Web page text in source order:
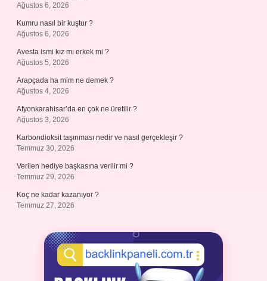
Ağustos 6, 2026
Kumru nasıl bir kuştur ?
Ağustos 6, 2026
Avesta ismi kız mı erkek mi ?
Ağustos 5, 2026
Arapçada ha mim ne demek ?
Ağustos 4, 2026
Afyonkarahisar’da en çok ne üretilir ?
Ağustos 3, 2026
Karbondioksit taşınması nedir ve nasıl gerçekleşir ?
Temmuz 30, 2026
Verilen hediye başkasına verilir mi ?
Temmuz 29, 2026
Koç ne kadar kazanıyor ?
Temmuz 27, 2026